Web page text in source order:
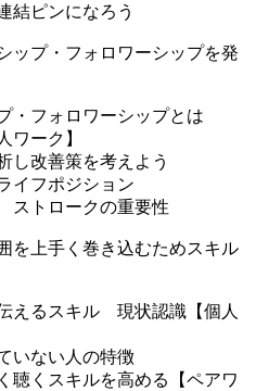
結ピンになろう
ップ・フォロワーシップを発
・フォロワーシップとは
ワーク】
し改善策を考えよう
イフポジション
ストロークの重要性
を上手く巻き込むためスキル
えるスキル 現状認識【個人
いない人の特徴
聴くスキルを高める【ペアワ